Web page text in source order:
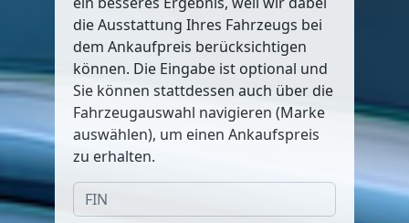
die Ausstattung Ihres Fahrzeugs bei
dem Ankaufpreis berücksichtigen
können. Die Eingabe ist optional und
Sie können stattdessen auch über die
Fahrzeugauswahl navigieren (Marke
auswählen), um einen Ankaufspreis
zu erhalten.